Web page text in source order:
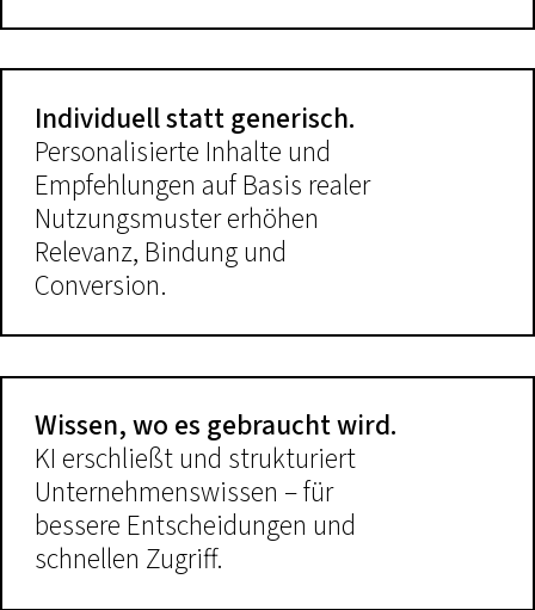
Individuell statt generisch.
Personalisierte Inhalte und
Empfehlungen auf Basis realer
Nutzungsmuster erhöhen
Relevanz, Bindung und
Conversion.
Wissen, wo es gebraucht wird.
KI erschließt und strukturiert
Unternehmenswissen – für
bessere Entscheidungen und
schnellen Zugriff.